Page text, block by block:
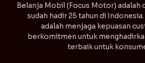
⁠Belanja Mobil (Focus Motor) adalah
sudah hadir 25 tahun di
adalah menjaga kepuasan
berkomitmen untuk
terbaik untuk